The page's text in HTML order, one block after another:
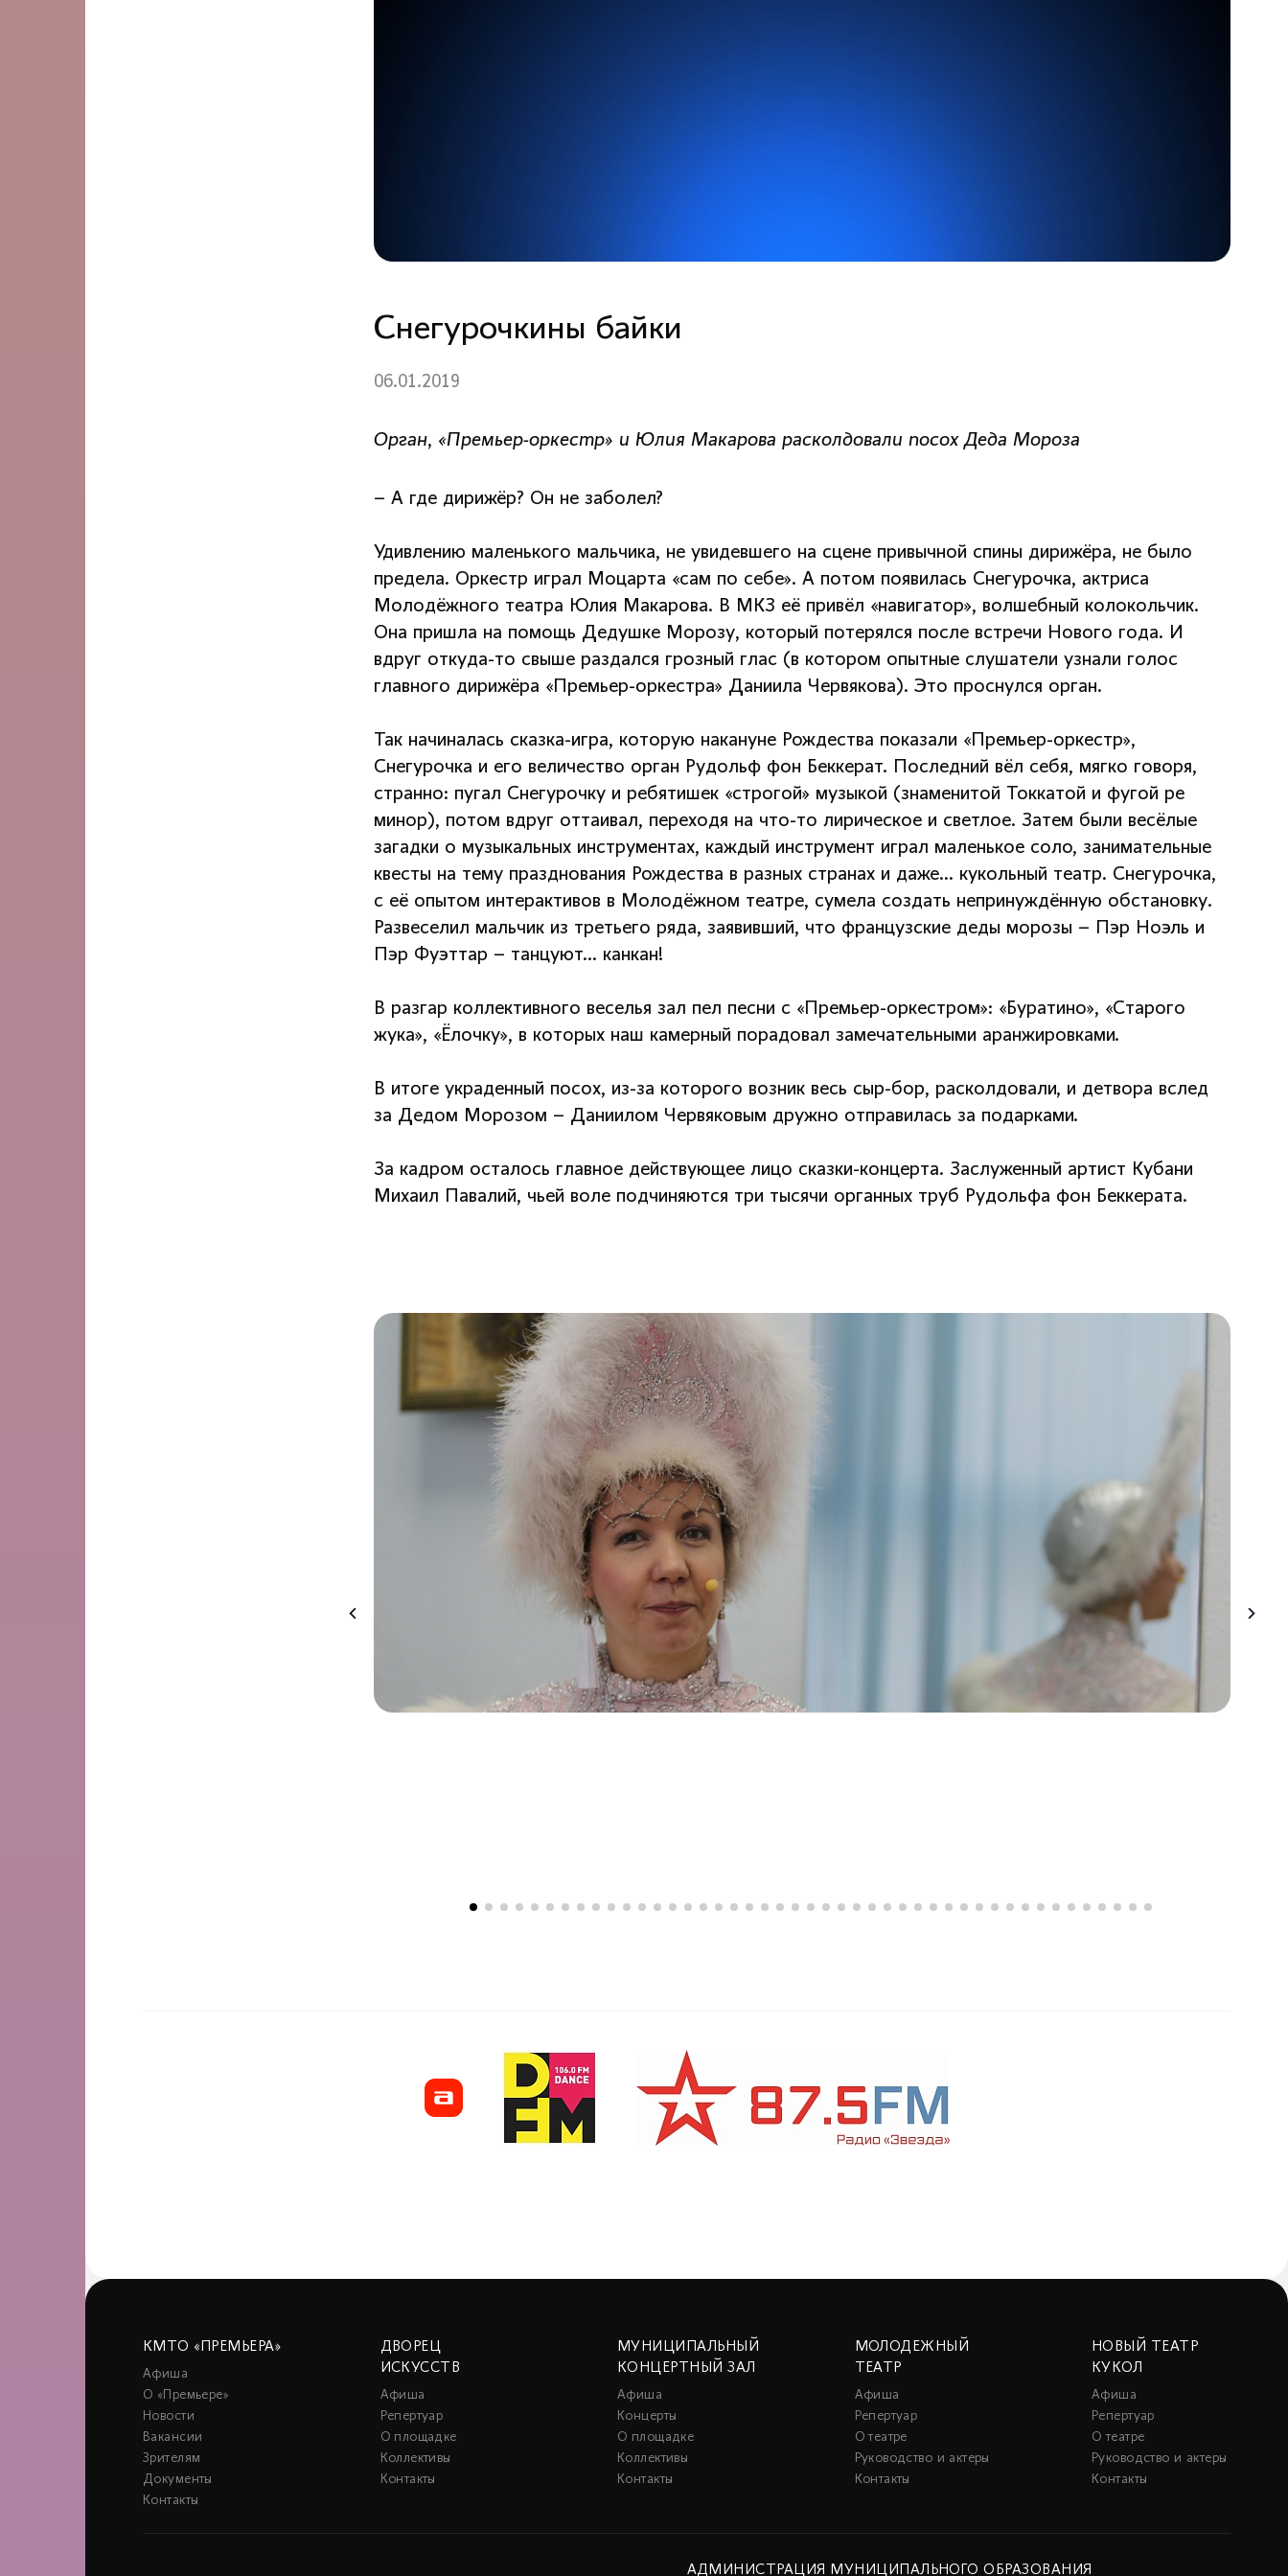
Снегурочкины байки
06.01.2019
Орган, «Премьер-оркестр» и Юлия Макарова расколдовали посох Деда Мороза
– А где дирижёр? Он не заболел?
Удивлению маленького мальчика, не увидевшего на сцене привычной спины дирижёра, не было
предела. Оркестр играл Моцарта «сам по себе». А потом появилась Снегурочка, актриса
Молодёжного театра Юлия Макарова. В МКЗ её привёл «навигатор», волшебный колокольчик.
Она пришла на помощь Дедушке Морозу, который потерялся после встречи Нового года. И
вдруг откуда-то свыше раздался грозный глас (в котором опытные слушатели узнали голос
главного дирижёра «Премьер-оркестра» Даниила Червякова). Это проснулся орган.
Так начиналась сказка-игра, которую накануне Рождества показали «Премьер-оркестр»,
Снегурочка и его величество орган Рудольф фон Беккерат. Последний вёл себя, мягко говоря,
странно: пугал Снегурочку и ребятишек «строгой» музыкой (знаменитой Токкатой и фугой ре
минор), потом вдруг оттаивал, переходя на что-то лирическое и светлое. Затем были весёлые
загадки о музыкальных инструментах, каждый инструмент играл маленькое соло, занимательные
квесты на тему празднования Рождества в разных странах и даже… кукольный театр. Снегурочка,
с её опытом интерактивов в Молодёжном театре, сумела создать непринуждённую обстановку.
Развеселил мальчик из третьего ряда, заявивший, что французские деды морозы – Пэр Ноэль и
Пэр Фуэттар – танцуют… канкан!
В разгар коллективного веселья зал пел песни с «Премьер-оркестром»: «Буратино», «Старого
жука», «Ёлочку», в которых наш камерный порадовал замечательными аранжировками.
В итоге украденный посох, из-за которого возник весь сыр-бор, расколдовали, и детвора вслед
за Дедом Морозом – Даниилом Червяковым дружно отправилась за подарками.
За кадром осталось главное действующее лицо сказки-концерта. Заслуженный артист Кубани
Михаил Павалий, чьей воле подчиняются три тысячи органных труб Рудольфа фон Беккерата.
КМТО «ПРЕМЬЕРА»
Афиша
О «Премьере»
Новости
Вакансии
Зрителям
Документы
Контакты
ДВОРЕЦ
ИСКУССТВ
Афиша
Репертуар
О площадке
Коллективы
Контакты
МУНИЦИПАЛЬНЫЙ
КОНЦЕРТНЫЙ ЗАЛ
Афиша
Концерты
О площадке
Коллективы
Контакты
МОЛОДЕЖНЫЙ
ТЕАТР
Афиша
Репертуар
О театре
Руководство и актеры
Контакты
НОВЫЙ ТЕАТР
КУКОЛ
Афиша
Репертуар
О театре
Руководство и актеры
Контакты
АДМИНИСТРАЦИЯ МУНИЦИПАЛЬНОГО ОБРАЗОВАНИЯ